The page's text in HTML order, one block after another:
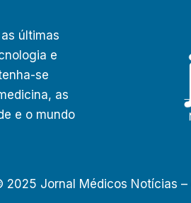
últimas
e
se
as
e o mundo
2025 Jornal Médicos Notícias –